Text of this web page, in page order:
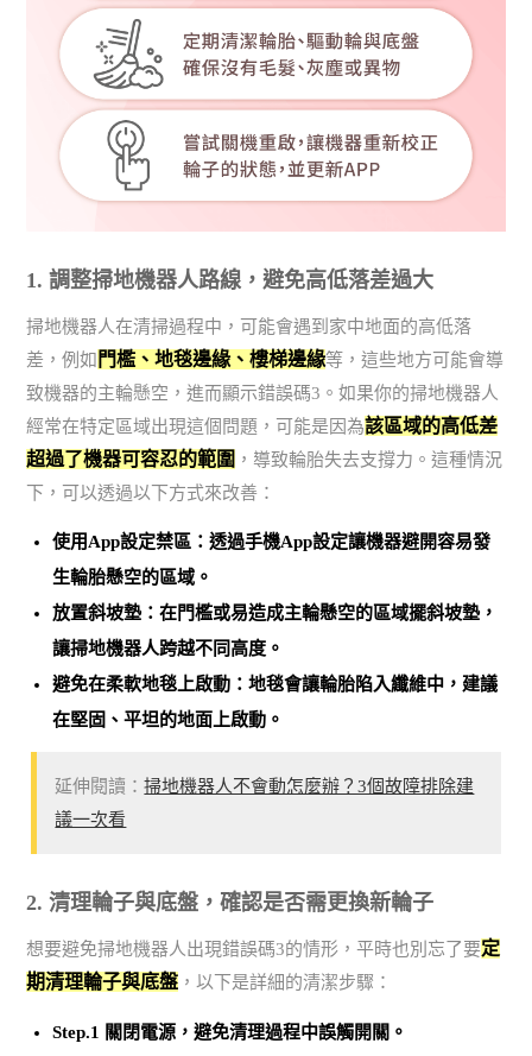
1. 調整掃地機器人路線，避免高低落差過大
掃地機器人在清掃過程中，可能會遇到家中地面的高低落
差，例如 門檻、地毯邊緣、樓梯邊緣等，這些地方可能會導
致機器的主輪懸空，進而顯示錯誤碼3。如果你的掃地機器人
經常在特定區域出現這個問題，可能是因為該區域的高低差
超過了機器可容忍的範圍 ，導致輪胎失去支撐力。這種情況
下，可以透過以下方式來改善：
使用App設定禁區：透過手機App設定讓機器避開容易發
生輪胎懸空的區域。
放置斜坡墊：在門檻或易造成主輪懸空的區域擺斜坡墊，
讓掃地機器人跨越不同高度。
避免在柔軟地毯上啟動：地毯會讓輪胎陷入纖維中，建議
在堅固、平坦的地面上啟動。
延伸閱讀：掃地機器人不會動怎麼辦？3個故障排除建
議一次看
2. 清理輪子與底盤，確認是否需更換新輪子
想要避免掃地機器人出現錯誤碼3的情形，平時也別忘了要定
期清理輪子與底盤 ，以下是詳細的清潔步驟：
Step.1 關閉電源，避免清理過程中誤觸開關。